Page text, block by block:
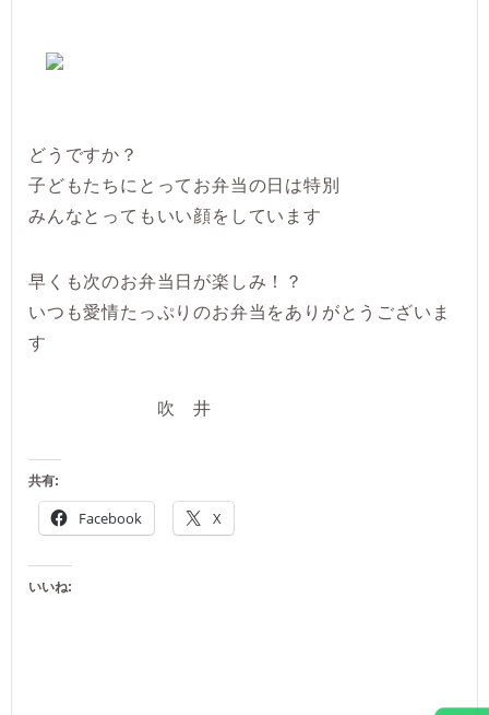
どうですか？
子どもたちにとってお弁当の日は特別
みんなとってもいい顔をしています
早くも次のお弁当日が楽しみ！？
いつも愛情たっぷりのお弁当をありがとうございま
す
吹 井
共有:
Facebook X
いいね: